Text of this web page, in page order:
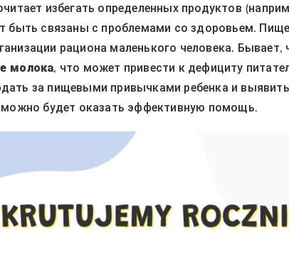
избегать определенных продуктов
быть связаны с проблемами со здоровьем.
рациона маленького человека. Бывает,
молока, что может привести к дефициту
за пищевыми привычками ребенка и выявить
можно будет оказать эффективную помощь.